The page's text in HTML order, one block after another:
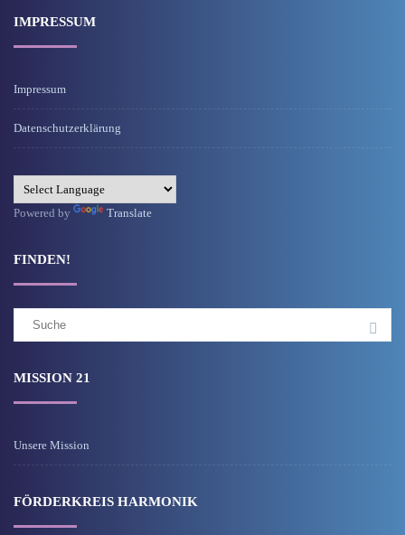
IMPRESSUM
Impressum
Datenschutzerklärung
Powered by Translate
FINDEN!
Suchergebnis
MISSION 21
Unsere Mission
FÖRDERKREIS HARMONIK